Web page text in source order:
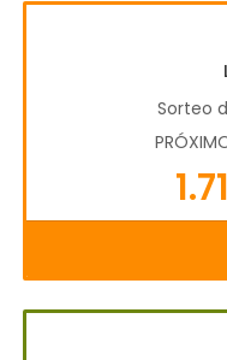
Sorteo